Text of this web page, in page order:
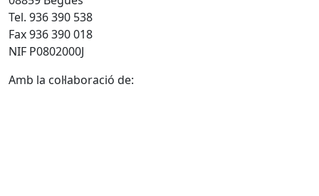
Tel. 936 390 538
Fax 936 390 018
NIF P0802000J
Amb la col·laboració de: